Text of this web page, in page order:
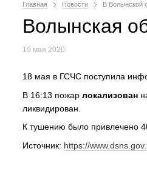
Главная Новости В Волынской
Волынская
19 мая 2020
18 мая в ГСЧС поступила
В 16:13 пожар локализован
ликвидирован.
К тушению было привлечено
Источник: https://